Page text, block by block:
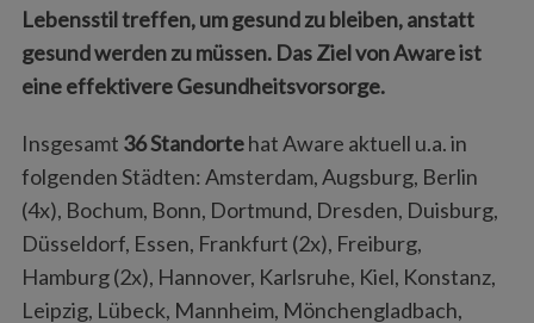
Lebensstil treffen, um gesund zu bleiben, anstatt
gesund werden zu müssen. Das Ziel von Aware ist
eine effektivere Gesundheitsvorsorge.
Insgesamt 36 Standortehat Aware aktuell u.a. in
folgenden Städten: Amsterdam, Augsburg, Berlin
(4x), Bochum, Bonn, Dortmund, Dresden, Duisburg,
Düsseldorf, Essen, Frankfurt (2x), Freiburg,
Hamburg (2x), Hannover, Karlsruhe, Kiel, Konstanz,
Leipzig, Lübeck, Mannheim, Mönchengladbach,